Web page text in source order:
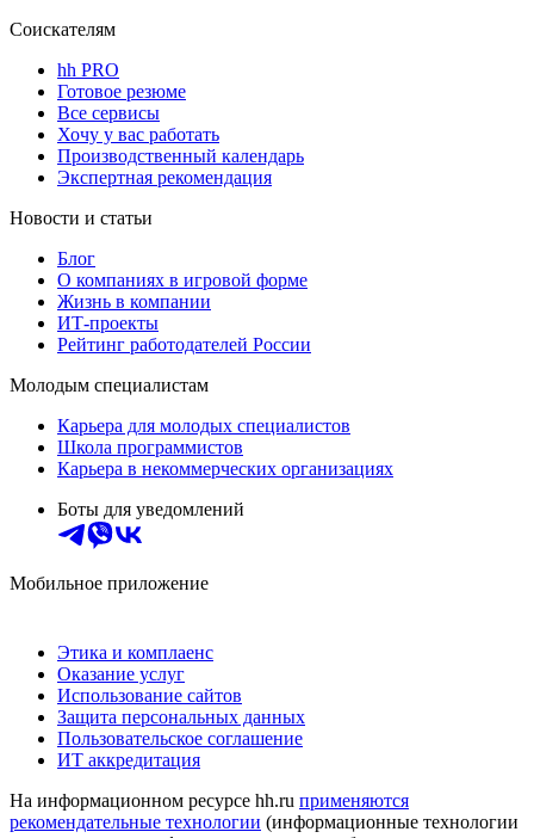
Соискателям
hh PRO
Готовое резюме
Все сервисы
Хочу у вас работать
Производственный календарь
Экспертная рекомендация
Новости и статьи
Блог
О компаниях в игровой форме
Жизнь в компании
ИТ-проекты
Рейтинг работодателей России
Молодым специалистам
Карьера для молодых специалистов
Школа программистов
Карьера в некоммерческих организациях
Боты для уведомлений
Мобильное приложение
Этика и комплаенс
Оказание услуг
Использование сайтов
Защита персональных данных
Пользовательское соглашение
ИТ аккредитация
На информационном ресурсе hh.ru применяются
рекомендательные технологии (информационные технологии